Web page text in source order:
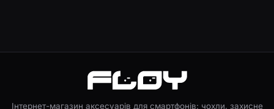
Інтернет-магазин аксесуарів для смартфонів: чохли, захисне